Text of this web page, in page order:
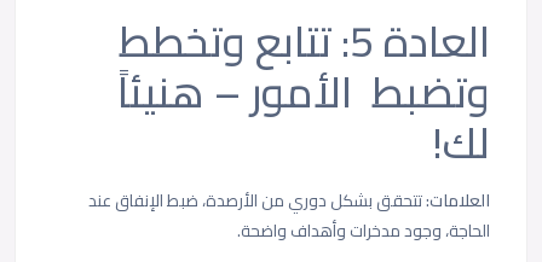
العادة 5: تتابع وتخطط
وتضبط الأمور – هنيئاً
لك!
العلامات:تتحقق بشكل دوري من الأرصدة، ضبط الإنفاق عند
الحاجة، وجود مدخرات وأهداف واضحة.